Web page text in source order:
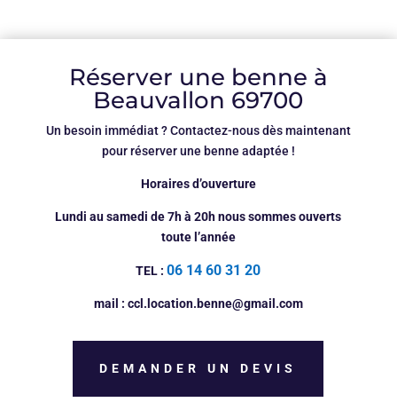
Réserver une benne à
Beauvallon 69700
Un besoin immédiat ? Contactez-nous dès maintenant
pour réserver une benne adaptée !
Horaires d’ouverture
Lundi au samedi de 7h à 20h nous sommes ouverts
toute l’année
TEL :06 14 60 31 20
mail : ccl.location.benne@gmail.com
DEMANDER UN DEVIS